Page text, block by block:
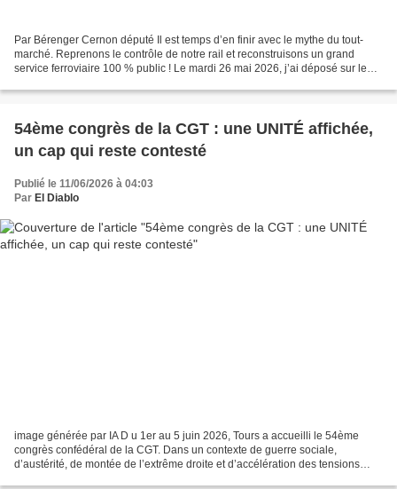
Par Bérenger Cernon député Il est temps d’en finir avec le mythe du tout-
marché. Reprenons le contrôle de notre rail et reconstruisons un grand
service ferroviaire 100 % public ! Le mardi 26 mai 2026, j’ai déposé sur le
54ème congrès de la CGT : une UNITÉ affichée,
un cap qui reste contesté
Publié le 11/06/2026 à 04:03
Par El Diablo
image générée par IA D u 1er au 5 juin 2026, Tours a accueilli le 54ème
congrès confédéral de la CGT. Dans un contexte de guerre sociale,
d’austérité, de montée de l’extrême droite et d’accélération des tensions